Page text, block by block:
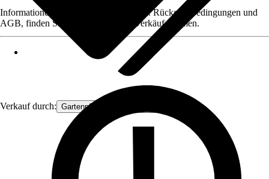
Verkauf durch: Gartenpflanzen Ammerland
Informationen des Verkäufers, wie z. B. Rückgabebedingungen und
AGB, finden Sie bei Klick auf den Verkäufernamen.